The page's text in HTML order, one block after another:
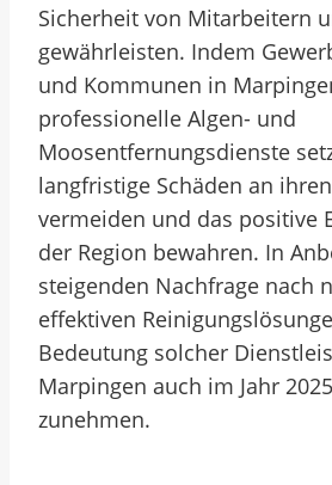
Sicherheit von Mitarbeitern
gewährleisten. Indem
und Kommunen in
professionelle Algen- und
Moosentfernungsdienste
langfristige Schäden an
vermeiden und das positive
der Region bewahren. In
steigenden Nachfrage nach
effektiven
Bedeutung solcher
Marpingen auch im Jahr
zunehmen.